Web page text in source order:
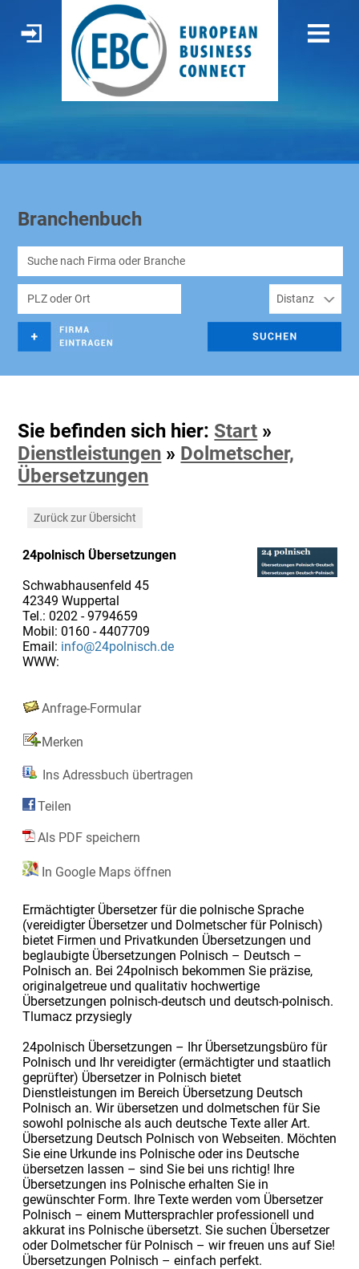
Branchenbuch
Sie befinden sich hier: Start »
Dienstleistungen » Dolmetscher,
Übersetzungen
Zurück zur Übersicht
24polnisch Übersetzungen
Schwabhausenfeld 45
42349 Wuppertal
Tel.: 0202 - 9794659
Mobil: 0160 - 4407709
Email: info@24polnisch.de
WWW:
Anfrage-Formular
Merken
Ins Adressbuch übertragen
Teilen
Als PDF speichern
In Google Maps öffnen
Ermächtigter Übersetzer für die polnische Sprache
(vereidigter Übersetzer und Dolmetscher für Polnisch)
bietet Firmen und Privatkunden Übersetzungen und
beglaubigte Übersetzungen Polnisch – Deutsch –
Polnisch an. Bei 24polnisch bekommen Sie präzise,
originalgetreue und qualitativ hochwertige
Übersetzungen polnisch-deutsch und deutsch-polnisch.
Tlumacz przysiegly
24polnisch Übersetzungen – Ihr Übersetzungsbüro für
Polnisch und Ihr vereidigter (ermächtigter und staatlich
geprüfter) Übersetzer in Polnisch bietet
Dienstleistungen im Bereich Übersetzung Deutsch
Polnisch an. Wir übersetzen und dolmetschen für Sie
sowohl polnische als auch deutsche Texte aller Art.
Übersetzung Deutsch Polnisch von Webseiten. Möchten
Sie eine Urkunde ins Polnische oder ins Deutsche
übersetzen lassen – sind Sie bei uns richtig! Ihre
Übersetzungen ins Polnische erhalten Sie in
gewünschter Form. Ihre Texte werden vom Übersetzer
Polnisch – einem Muttersprachler professionell und
akkurat ins Polnische übersetzt. Sie suchen Übersetzer
oder Dolmetscher für Polnisch – wir freuen uns auf Sie!
Übersetzungen Polnisch – einfach perfekt.